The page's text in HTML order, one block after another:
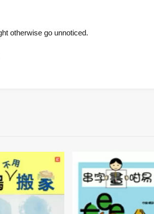
otherwise go unnoticed.